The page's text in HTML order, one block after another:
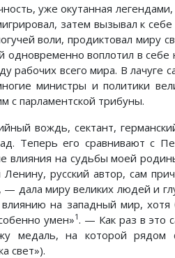
уже окутанная
затем вызывал к
воли, продиктовал миру
одновременно воплотил в
рабочих всего мира. В лачуге
министры и политики
с парламентской трибуны.
вождь, сектант,
Теперь его сравнивают с
влияния на судьбы моей
русский автор, сам
дала миру великих людей и
на западный мир,
умен»1 . — Как раз в это
медаль, на которой рядом
свет»).